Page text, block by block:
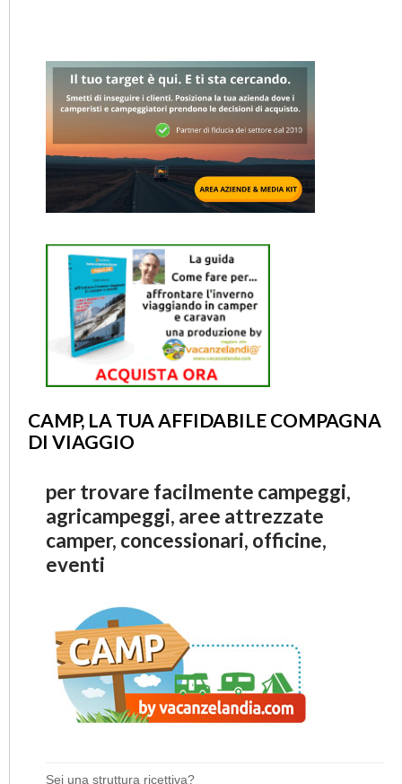
CAMP, LA TUA AFFIDABILE COMPAGNA
DI VIAGGIO
per trovare facilmente campeggi,
agricampeggi, aree attrezzate
camper, concessionari, officine,
eventi
Sei una struttura ricettiva?